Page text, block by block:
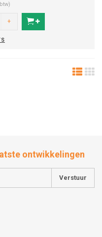
+
ontwikkelingen
Verstuur